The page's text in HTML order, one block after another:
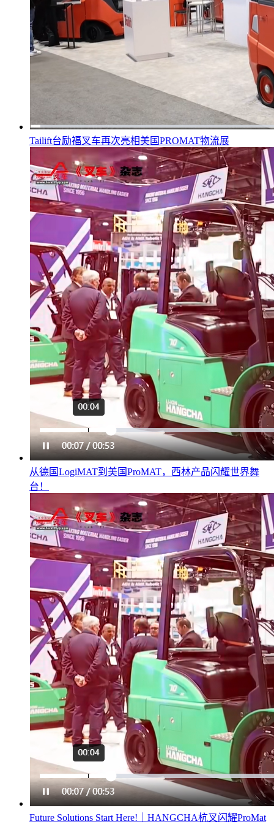
Tailift台励福叉车再次亮相美国PROMAT物流展
从德国LogiMAT到美国ProMAT，西林产品闪耀世界舞
台！
Future Solutions Start Here!｜HANGCHA杭叉闪耀ProMat